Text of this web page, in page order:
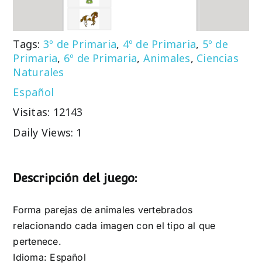
Tags: 3º de Primaria, 4º de Primaria, 5º de
Primaria, 6º de Primaria, Animales, Ciencias
Naturales
Español
Visitas: 12143
Daily Views: 1
Descripción del juego:
Forma parejas de animales vertebrados
relacionando cada imagen con el tipo al que
pertenece.
Idioma: Español